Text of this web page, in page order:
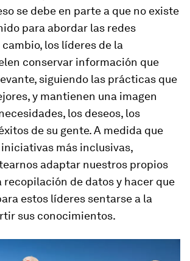
se debe en parte a que no existe
para abordar las redes
los líderes de la
conservar información que
siguiendo las prácticas que
y mantienen una imagen
los deseos, los
de su gente. A medida que
más inclusivas,
adaptar nuestros propios
recopilación de datos y hacer que
estos líderes sentarse a la
sus conocimientos.